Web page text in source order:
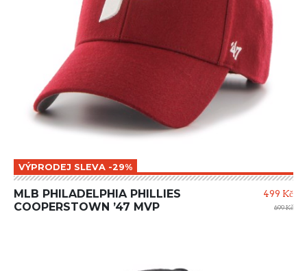
VÝPRODEJ SLEVA -29%
MLB PHILADELPHIA PHILLIES
COOPERSTOWN ’47 MVP
499 Kč
699 Kč